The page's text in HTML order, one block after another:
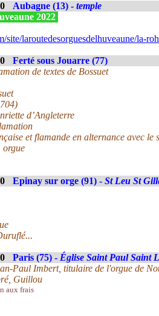
Aubagne (13) - temple
2022
site/laroutedesorguesdelhuveaune/la-
Ferté sous Jouarre (77)
de textes de Bossuet
d’Angleterre
et flamande en alternance avec le
orgue
Epinay sur orge (91) - St Leu St
Paris (75) - Église Saint Paul Saint
Paul Imbert, titulaire de l'orgue de
Guillou
aux frais